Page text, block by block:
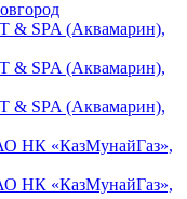
& SPA (Аквамарин),
& SPA (Аквамарин),
& SPA (Аквамарин),
НК «КазМунайГаз»,
НК «КазМунайГаз»,